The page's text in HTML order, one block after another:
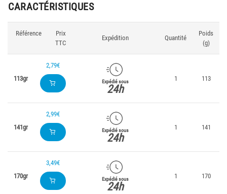
CARACTÉRISTIQUES
Référence
Prix
TTC
Expédition Quantité
Poids
(g)
113gr
2,79€
Expédié sous
24h
1 113
141gr
2,99€
Expédié sous
24h
1 141
170gr
3,49€
Expédié sous
24h
1 170